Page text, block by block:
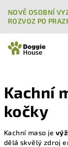
obsah
NOVĚ OSOBNÍ
ROZVOZ PO
Kachní
kočky
Kachní maso je
dělá skvělý zdroj